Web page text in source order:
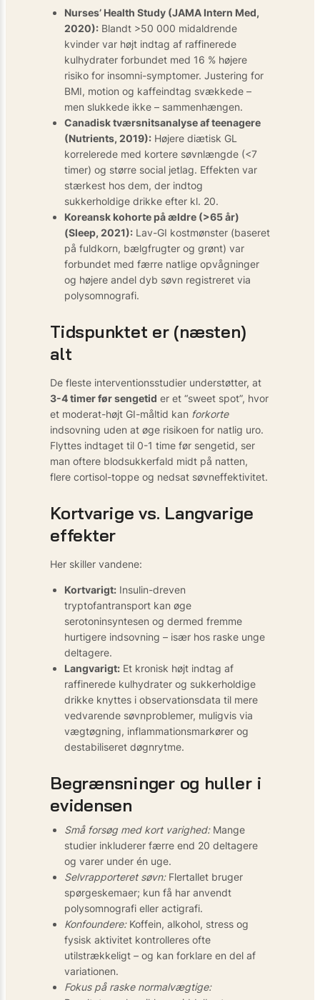
Nurses’ Health Study (JAMA Intern Med,
2020): Blandt >50 000 midaldrende
kvinder var højt indtag af raffinerede
kulhydrater forbundet med 16 % højere
risiko for insomni-symptomer. Justering for
BMI, motion og kaffeindtag svækkede –
men slukkede ikke – sammenhængen.
Canadisk tværsnitsanalyse af teenagere
(Nutrients, 2019): Højere diætisk GL
korrelerede med kortere søvnlængde (<7
timer) og større social jetlag. Effekten var
stærkest hos dem, der indtog
sukkerholdige drikke efter kl. 20.
Koreansk kohorte på ældre (>65 år)
(Sleep, 2021): Lav-GI kostmønster (baseret
på fuldkorn, bælgfrugter og grønt) var
forbundet med færre natlige opvågninger
og højere andel dyb søvn registreret via
polysomnografi.
Tidspunktet er (næsten)
alt
De fleste interventionsstudier understøtter, at
3-4 timer før sengetid er et “sweet spot”, hvor
et moderat-højt GI-måltid kan forkorte
indsovning uden at øge risikoen for natlig uro.
Flyttes indtaget til 0-1 time før sengetid, ser
man oftere blodsukkerfald midt på natten,
flere cortisol-toppe og nedsat søvneffektivitet.
Kortvarige vs. Langvarige
effekter
Her skiller vandene:
Kortvarigt: Insulin-dreven
tryptofantransport kan øge
serotoninsyntesen og dermed fremme
hurtigere indsovning – især hos raske unge
deltagere.
Langvarigt: Et kronisk højt indtag af
raffinerede kulhydrater og sukkerholdige
drikke knyttes i observationsdata til mere
vedvarende søvnproblemer, muligvis via
vægtøgning, inflammationsmarkører og
destabiliseret døgnrytme.
Begrænsninger og huller i
evidensen
Små forsøg med kort varighed:Mange
studier inkluderer færre end 20 deltagere
og varer under én uge.
Selvrapporteret søvn:Flertallet bruger
spørgeskemaer; kun få har anvendt
polysomnografi eller actigrafi.
Konfoundere:Koffein, alkohol, stress og
fysisk aktivitet kontrolleres ofte
utilstrækkeligt – og kan forklare en del af
variationen.
Fokus på raske normalvægtige: